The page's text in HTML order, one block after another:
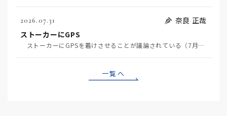
2026.07.31
奈良 正哉
ストーカーにGPS
ストーカーにGPSを着けさせることが議論されている（7月29日日経）。反対派は「ストーカーにも人権…
一覧へ